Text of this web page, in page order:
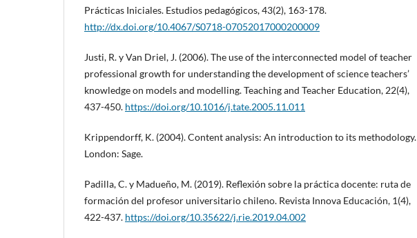
Prácticas Iniciales. Estudios pedagógicos, 43(2), 163-178.
http://dx.doi.org/10.4067/S0718-07052017000200009
Justi, R. y Van Driel, J. (2006). The use of the interconnected model of teacher
professional growth for understanding the development of science teachers’
knowledge on models and modelling. Teaching and Teacher Education, 22(4),
437-450. https://doi.org/10.1016/j.tate.2005.11.011
Krippendorff, K. (2004). Content analysis: An introduction to its methodology.
London: Sage.
Padilla, C. y Madueño, M. (2019). Reflexión sobre la práctica docente: ruta de
formación del profesor universitario chileno. Revista Innova Educación, 1(4),
422-437. https://doi.org/10.35622/j.rie.2019.04.002